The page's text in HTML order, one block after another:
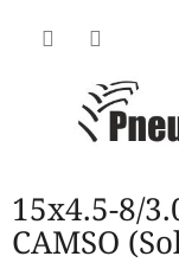
15x4.5-8/
CAMSO